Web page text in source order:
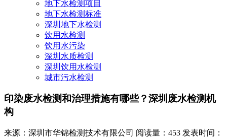
地下水检测项目
地下水检测标准
深圳地下水检测
饮用水检测
饮用水污染
深圳水质检测
深圳饮用水检测
城市污水检测
印染废水检测和治理措施有哪些？深圳废水检测机
构
来源：深圳市华锦检测技术有限公司 阅读量：453 发表时间：